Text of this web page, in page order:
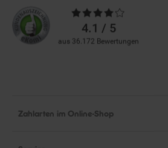
Durchschnittliche
Bewertungen4.1 / 5
aus 36.172 Bewertungen